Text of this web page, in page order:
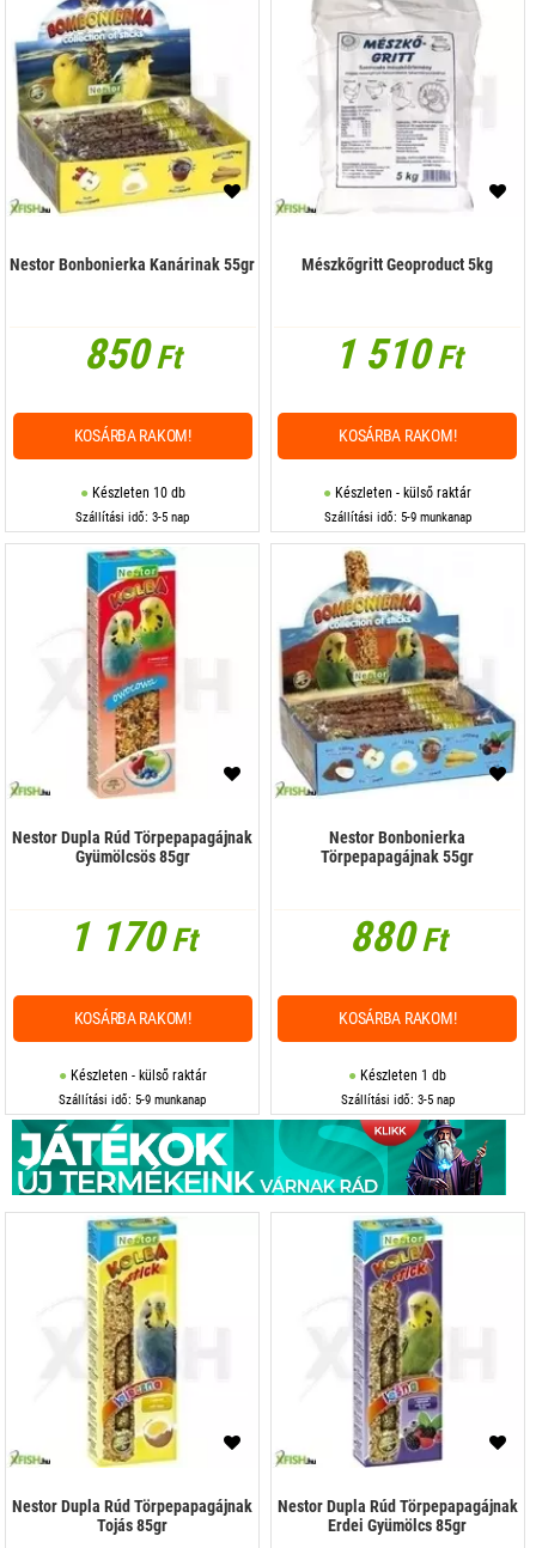
Nestor Bonbonierka Kanárinak 55gr
850Ft
Készleten 10 db
Szállítási idő: 3-5 nap
KOSÁRBA RAKOM!
Mészkőgritt Geoproduct 5kg
1 510Ft
Készleten - külső raktár
Szállítási idő: 5-9 munkanap
KOSÁRBA RAKOM!
Nestor Dupla Rúd Törpepapagájnak
Gyümölcsös 85gr
1 170Ft
Készleten - külső raktár
Szállítási idő: 5-9 munkanap
KOSÁRBA RAKOM!
Nestor Bonbonierka
Törpepapagájnak 55gr
880Ft
Készleten 1 db
Szállítási idő: 3-5 nap
KOSÁRBA RAKOM!
Nestor Dupla Rúd Törpepapagájnak
Tojás 85gr
Nestor Dupla Rúd Törpepapagájnak
Erdei Gyümölcs 85gr